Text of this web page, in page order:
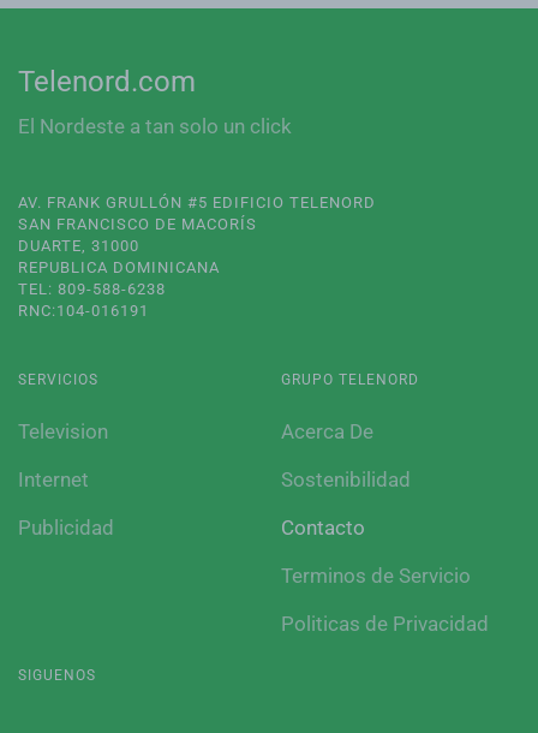
Telenord.com
El Nordeste a tan solo un click
AV. FRANK GRULLÓN #5 EDIFICIO TELENORD
SAN FRANCISCO DE MACORÍS
DUARTE, 31000
REPUBLICA DOMINICANA
TEL: 809-588-6238
RNC:104-016191
SERVICIOS
Television
Internet
Publicidad
GRUPO TELENORD
Acerca De
Sostenibilidad
Contacto
Terminos de Servicio
Politicas de Privacidad
SIGUENOS